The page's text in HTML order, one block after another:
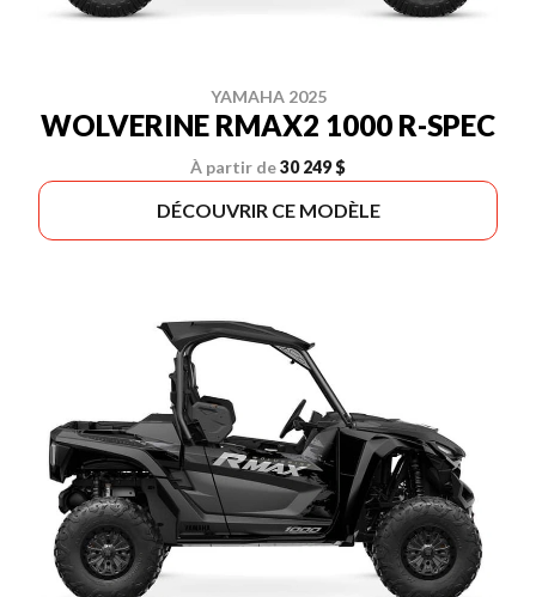
YAMAHA 2025
WOLVERINE RMAX2 1000 R-SPEC
À partir de30 249 $
DÉCOUVRIR CE MODÈLE